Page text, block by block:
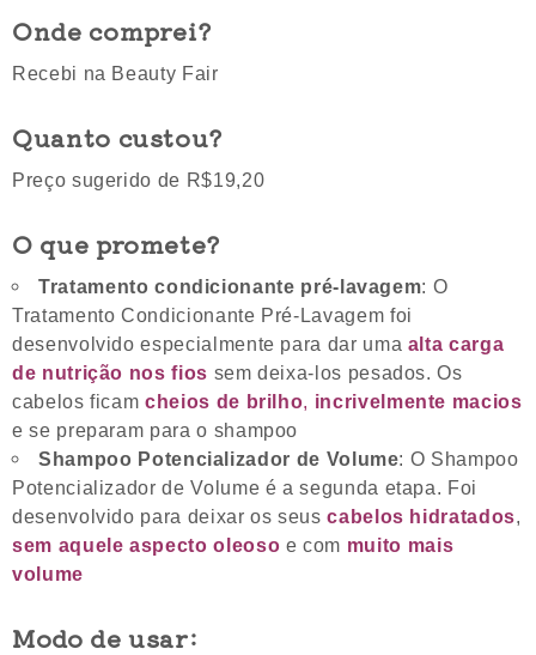
Onde comprei?
Recebi na Beauty Fair
Quanto custou?
Preço sugerido de R$19,20
O que promete?
Tratamento condicionante pré-lavagem: O
Tratamento Condicionante Pré-Lavagem foi
desenvolvido especialmente para dar uma alta carga
de nutrição nos fios sem deixa-los pesados. Os
cabelos ficamcheios de brilho, incrivelmente macios
e se preparam para o shampoo
Shampoo Potencializador de Volume: O Shampoo
Potencializador de Volume é a segunda etapa. Foi
desenvolvido para deixar os seuscabelos hidratados,
sem aquele aspecto oleoso e com muito mais
volume
Modo de usar: